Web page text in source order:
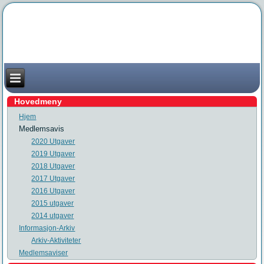
Hovedmeny
Hjem
Medlemsavis
2020 Utgaver
2019 Utgaver
2018 Utgaver
2017 Utgaver
2016 Utgaver
2015 utgaver
2014 utgaver
Informasjon-Arkiv
Arkiv-Aktiviteter
Medlemsaviser